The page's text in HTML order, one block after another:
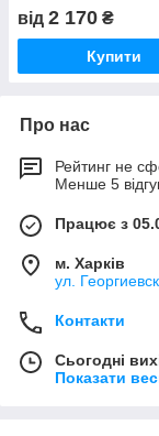
від 2 170 ₴
Купити
Про нас
Рейтинг не
Менше 5
Працює з
м. Харків
ул.
Контакти
Сьогодні
Показати